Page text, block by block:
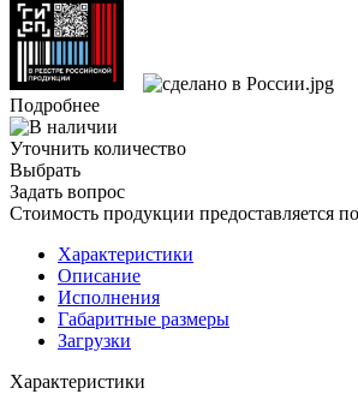
Подробнее
Уточнить количество
Выбрать
Задать вопрос
Стоимость продукции предоставляется
Характеристики
Описание
Исполнения
Габаритные размеры
Загрузки
Характеристики